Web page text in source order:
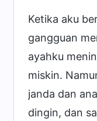
Ketika aku
gangguan
ayahku
miskin.
janda dan
dingin, dan